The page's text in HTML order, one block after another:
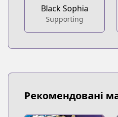
Black Sophia
Supporting
Рекомендовані